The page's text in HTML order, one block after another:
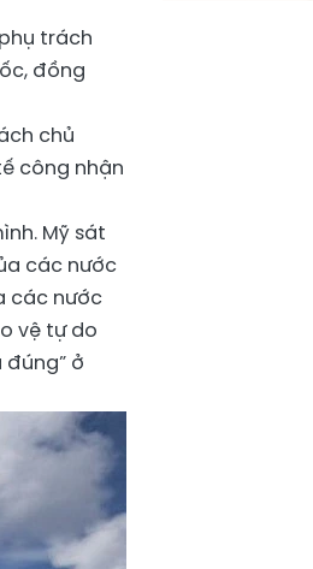
trách
đồng
chủ
công nhận
Mỹ sát
các nước
các nước
vệ tự do
ở